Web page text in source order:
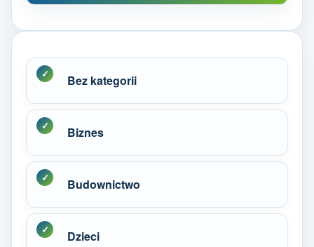
Bez kategorii
Biznes
Budownictwo
Dzieci